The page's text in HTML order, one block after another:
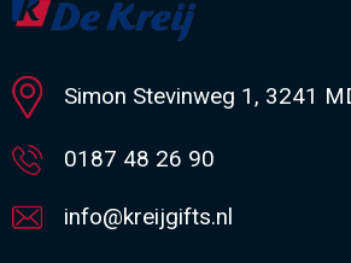
Minimale afname: 1
Simon Stevinweg 1, 3241
0187 48 26 90
info@kreijgifts.nl